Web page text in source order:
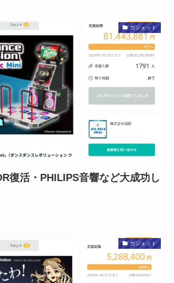
ガジェット
復活・PHILIPS音響など大成功し
ガジェット